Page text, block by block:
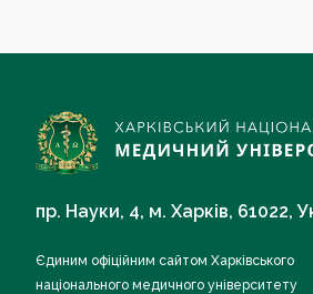
пр. Науки, 4, м. Харків, 61022,
Єдиним офіційним сайтом Харківського
національного медичного університету